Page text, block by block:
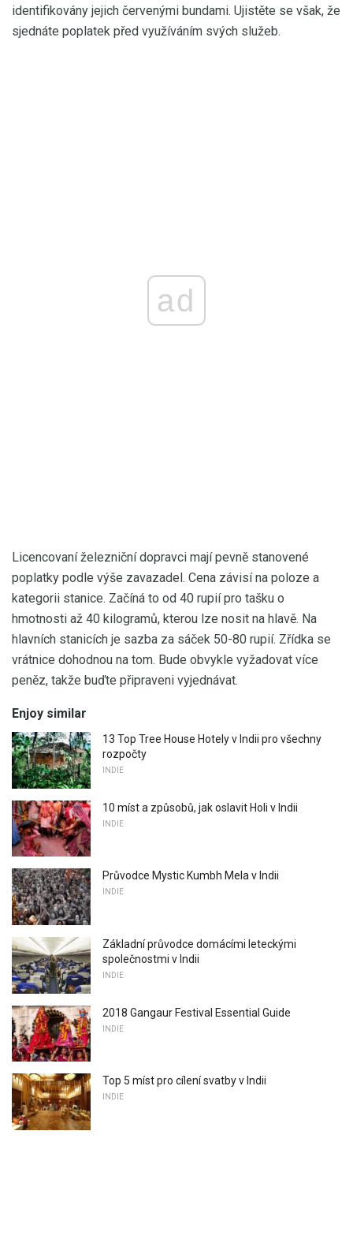
identifikovány jejich červenými bundami. Ujistěte se však, že
sjednáte poplatek před využíváním svých služeb.
ad
Licencovaní železniční dopravci mají pevně stanovené
poplatky podle výše zavazadel. Cena závisí na poloze a
kategorii stanice. Začíná to od 40 rupií pro tašku o
hmotnosti až 40 kilogramů, kterou lze nosit na hlavě. Na
hlavních stanicích je sazba za sáček 50-80 rupií. Zřídka se
vrátnice dohodnou na tom. Bude obvykle vyžadovat více
peněz, takže buďte připraveni vyjednávat.
Enjoy similar
13 Top Tree House Hotely v Indii pro všechny
rozpočty
INDIE
10 míst a způsobů, jak oslavit Holi v Indii
INDIE
Průvodce Mystic Kumbh Mela v Indii
INDIE
Základní průvodce domácími leteckými
společnostmi v Indii
INDIE
2018 Gangaur Festival Essential Guide
INDIE
Top 5 míst pro cílení svatby v Indii
INDIE